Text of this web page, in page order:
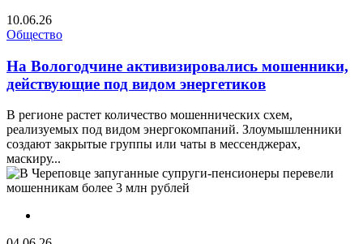
10.06.26
Общество
На Вологодчине активизировались мошенники,
действующие под видом энергетиков
В регионе растет количество мошеннических схем,
реализуемых под видом энергокомпаний. Злоумышленники
создают закрытые группы или чаты в мессенджерах,
маскиру...